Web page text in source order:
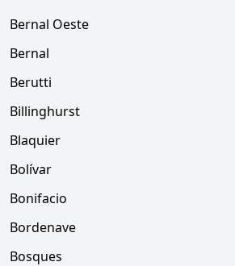
Bernal Oeste
Bernal
Berutti
Billinghurst
Blaquier
Bolívar
Bonifacio
Bordenave
Bosques